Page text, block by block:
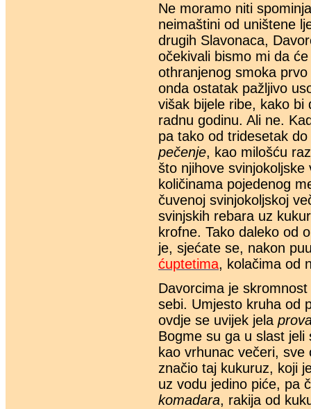
Ne moramo niti
neimaštini od uništene
drugih Slavonaca,
očekivali bismo mi da
othranjenog smoka
onda ostatak pažljivo
višak bijele ribe, kako bi
radnu godinu. Ali ne.
pa tako od tridesetak
pečenje, kao milošću
što njihove
količinama pojedenog
čuvenoj svinjokoljskoj
svinjskih rebara uz
krofne. Tako daleko od
je, sjećate se, nakon
ćuptetima, kolačima od
Davorcima je
sebi. Umjesto kruha od
ovdje se uvijek jela
Bogme su ga u slast jeli
kao vrhunac večeri, sve
značio taj kukuruz, koji
uz vodu jedino piće, pa
komadara, rakija od